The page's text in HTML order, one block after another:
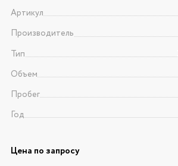
Артикул
Производитель
Тип
Объем
Пробег
Год
Цена по запросу